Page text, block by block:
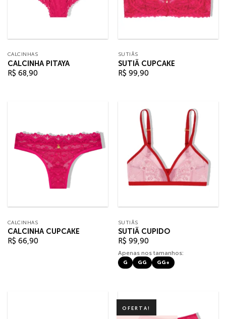
CALCINHAS
CALCINHA PITAYA
R$ 68,90
SUTIÃS
SUTIÃ CUPCAKE
R$ 99,90
CALCINHAS
CALCINHA CUPCAKE
R$ 66,90
SUTIÃS
SUTIÃ CUPIDO
R$ 99,90
Apenas nos tamanhos:
G GG GG+
OFERTA!